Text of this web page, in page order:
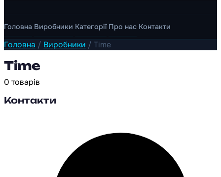
Головна Виробники Категорії Про нас Контакти
Головна / Виробники / Time
Time
0 товарів
Контакти